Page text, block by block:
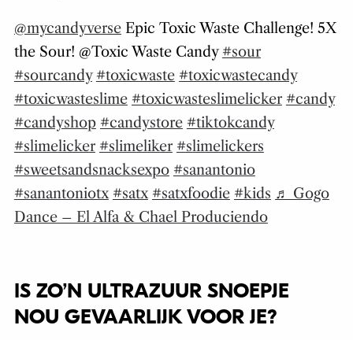
@mycandyverseEpic Toxic Waste Challenge! 5X
the Sour! @Toxic Waste Candy#sour
#sourcandy #toxicwaste #toxicwastecandy
#toxicwasteslime #toxicwasteslimelicker #candy
#candyshop #candystore #tiktokcandy
#slimelicker #slimeliker #slimelickers
#sweetsandsnacksexpo #sanantonio
#sanantoniotx #satx #satxfoodie #kids ♬ Gogo
Dance – El Alfa & Chael Produciendo
IS ZO’N ULTRAZUUR SNOEPJE
NOU GEVAARLIJK VOOR JE?